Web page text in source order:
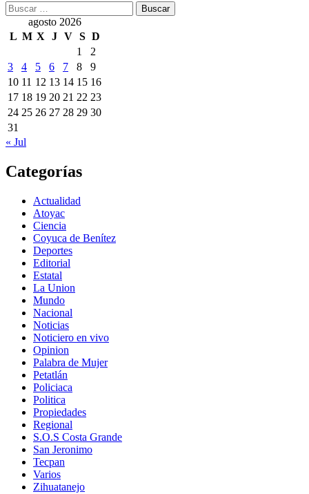
Buscar:
agosto 2026
L M X J V S D
1
2
3
4 5 6 7 8
9
10 11 12 13 14 15 16
17 18 19 20 21 22 23
24 25 26 27 28 29 30
31
« Jul
Categorías
Actualidad
Atoyac
Ciencia
Coyuca de Benítez
Deportes
Editorial
Estatal
La Union
Mundo
Nacional
Noticias
Noticiero en vivo
Opinion
Palabra de Mujer
Petatlán
Policiaca
Politica
Propiedades
Regional
S.O.S Costa Grande
San Jeronimo
Tecpan
Varios
Zihuatanejo